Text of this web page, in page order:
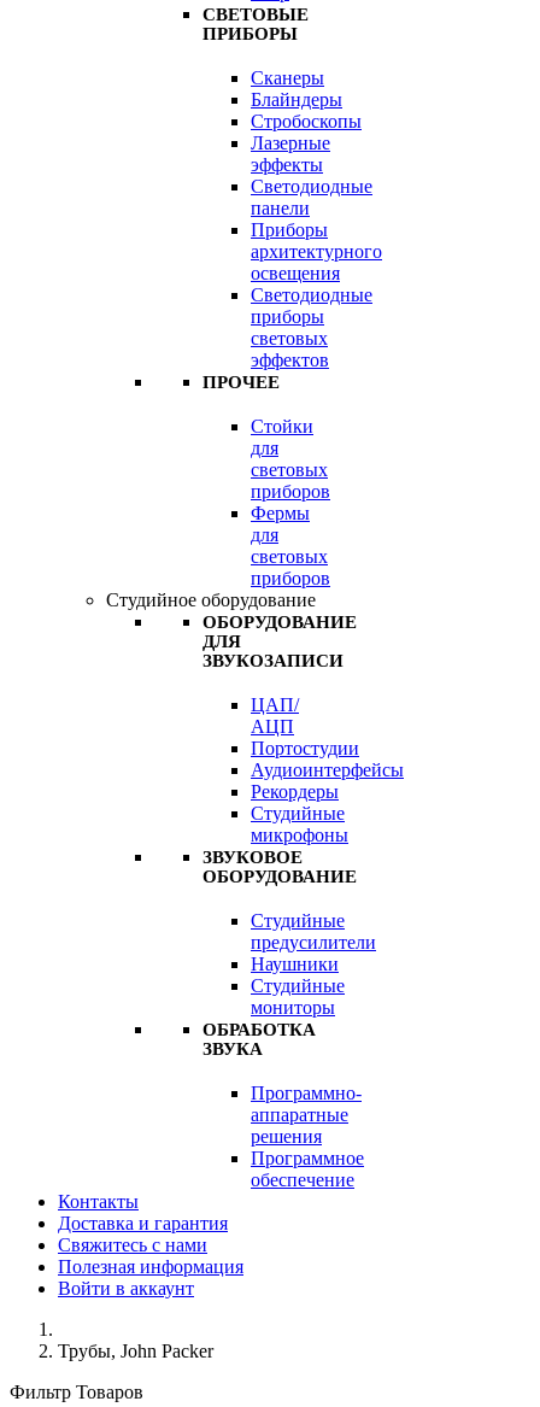
СВЕТОВЫЕ
ПРИБОРЫ
Сканеры
Блайндеры
Стробоскопы
Лазерные
эффекты
Светодиодные
панели
Приборы
архитектурного
освещения
Светодиодные
приборы
световых
эффектов
ПРОЧЕЕ
Стойки
для
световых
приборов
Фермы
для
световых
приборов
Студийное оборудование
ОБОРУДОВАНИЕ
ДЛЯ
ЗВУКОЗАПИСИ
ЦАП/
АЦП
Портостудии
Аудиоинтерфейсы
Рекордеры
Студийные
микрофоны
ЗВУКОВОЕ
ОБОРУДОВАНИЕ
Студийные
предусилители
Наушники
Студийные
мониторы
ОБРАБОТКА
ЗВУКА
Программно-
аппаратные
решения
Программное
обеспечение
Контакты
Доставка и гарантия
Свяжитесь с нами
Полезная информация
Войти в аккаунт
Трубы, John Packer
Фильтр Товаров